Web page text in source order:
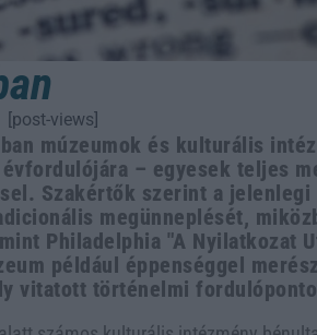
[post-views]
múzeumok és kulturális
– egyesek teljes
Szakértők szerint a
megünneplését,
Philadelphia "A Nyilatkozat
például éppenséggel
vitatott történelmi